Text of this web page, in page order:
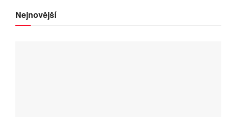
Nejnovější